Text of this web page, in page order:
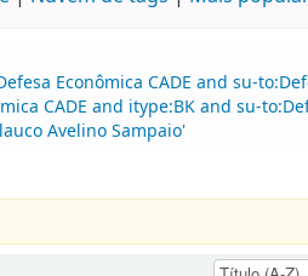
Econômica CADE and su-
CADE and itype:BK and su-
Avelino Sampaio'